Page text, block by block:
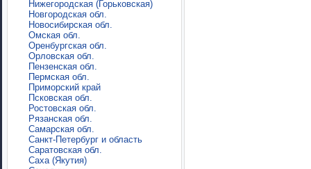
Нижегородская (Горьковская)
Новгородская обл.
Новосибирская обл.
Омская обл.
Оренбургская обл.
Орловская обл.
Пензенская обл.
Пермская обл.
Приморский край
Псковская обл.
Ростовская обл.
Рязанская обл.
Самарская обл.
Санкт-Петербург и область
Саратовская обл.
Саха (Якутия)